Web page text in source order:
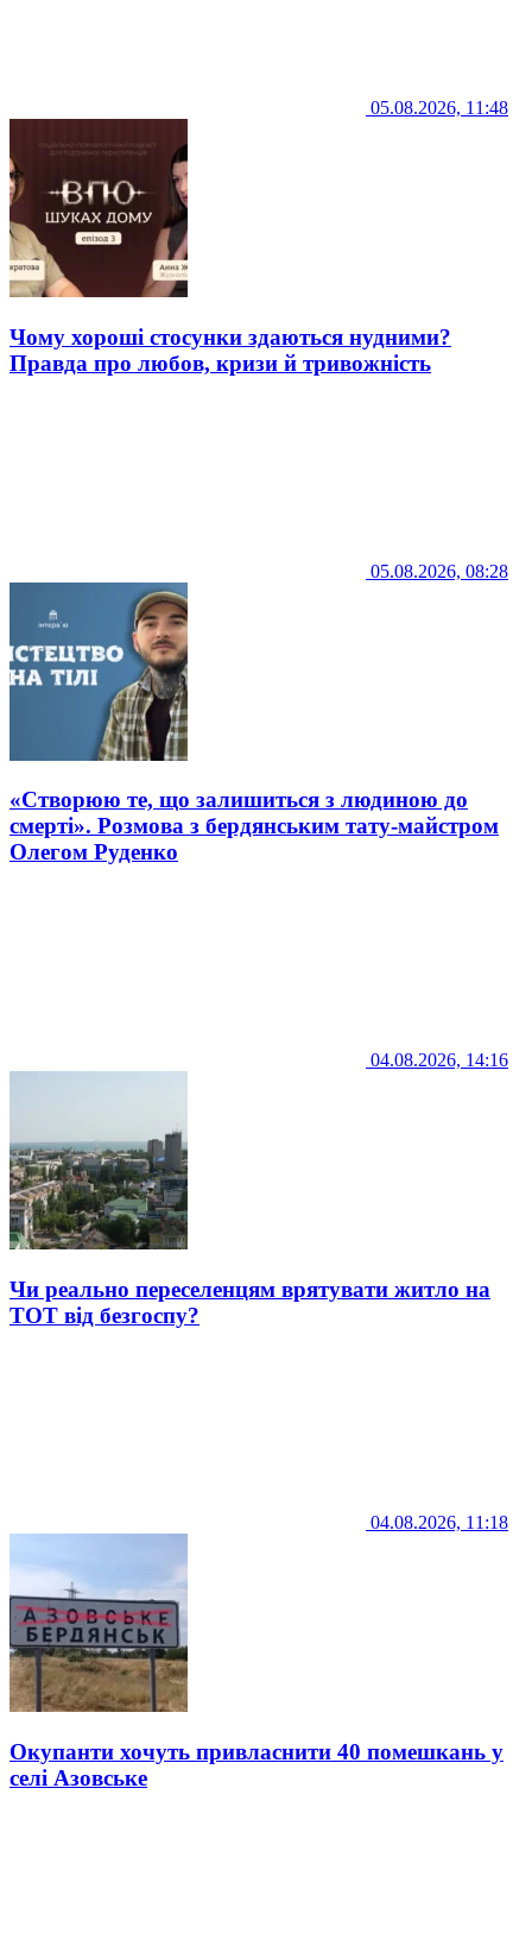
05.08.2026, 11:48
Чому хороші стосунки здаються нудними?
Правда про любов, кризи й тривожність
05.08.2026, 08:28
«Створюю те, що залишиться з людиною до
смерті». Розмова з бердянським тату-майстром
Олегом Руденко
04.08.2026, 14:16
Чи реально переселенцям врятувати житло на
ТОТ від безгоспу?
04.08.2026, 11:18
Окупанти хочуть привласнити 40 помешкань у
селі Азовське